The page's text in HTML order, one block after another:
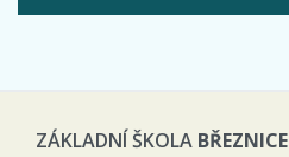
ZÁKLADNÍ ŠKOLA BŘEZNICE